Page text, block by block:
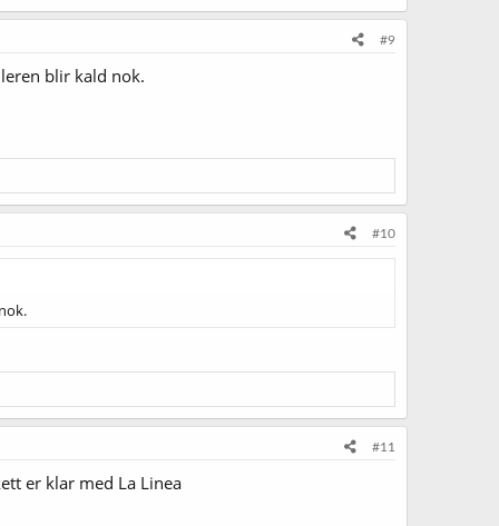
#9
blir kald nok.
#10
#11
er klar med La Linea